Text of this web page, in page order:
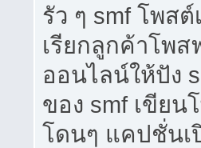
รัว ๆ smf โพส
เรียกลูกค้าโพส
ออนไลน์ให้ปัง
ของ smf เขียน
โดนๆ แคปชั่นเ